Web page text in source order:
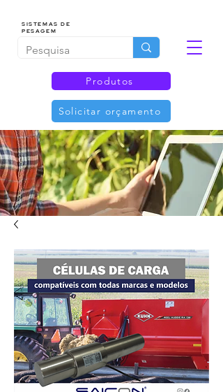
SISTEMAS DE
PESAGEM
Produtos
Solicitar orçamento